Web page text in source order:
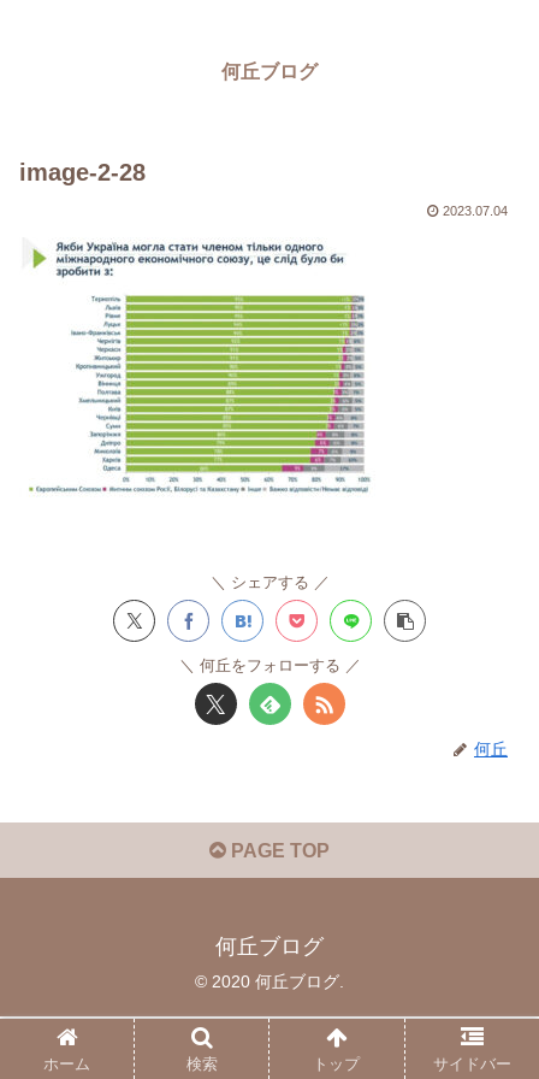
何丘ブログ
image-2-28
2023.07.04
シェアする
何丘をフォローする
何丘
PAGE TOP
何丘ブログ
© 2020 何丘ブログ.
ホーム 検索 トップ サイドバー